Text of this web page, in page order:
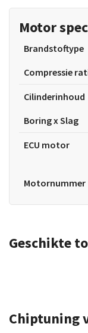
Motor
Brandstoftype
Compressie
Cilinderinhoud
Boring x Slag
ECU motor
Motornummer
Geschikte
Chiptuning